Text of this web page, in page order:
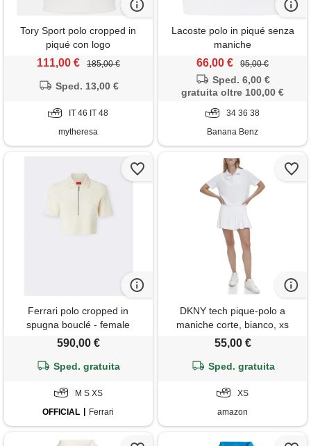
Tory Sport polo cropped in
piqué con logo
111,00 € 185,00 €
Sped. 13,00 €
IT 46 IT 48
mytheresa
Lacoste polo in piqué senza
maniche
66,00 € 95,00 €
Sped. 6,00 €
gratuita oltre 100,00 €
34 36 38
Banana Benz
Ferrari polo cropped in
spugna bouclé - female
abbigliamento avorio
590,00 €
Sped. gratuita
M S XS
OFFICIAL
Ferrari
DKNY tech pique-polo a
maniche corte, bianco, xs
donna
55,00 €
Sped. gratuita
XS
amazon